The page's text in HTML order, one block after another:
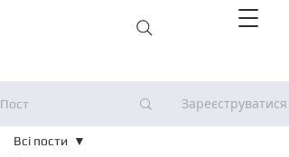
Пост Зареєструватися
Всі пости